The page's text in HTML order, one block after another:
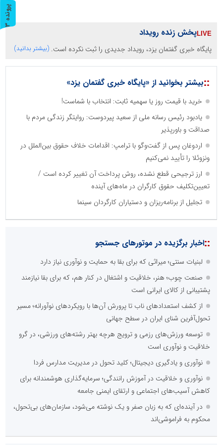
پخش زنده رویداد
پایگاه خبری گفتمان یزد، رویداد جدیدی را ثبت نکرده است. (بیشتر بدانید)
::بیشتر بخوانید از «پایگاه خبری گفتمان یزد»
خرید با قیمت روز یا سهمیه ثابت: انتخاب با شماست!
یادبود رئیس رسانه ملی از سعید پیردوست: روایتگر زندگی مردم با
صداقت و باورپذیر
اردوغان پس از گفت‌وگو با ترامپ: اقدامات خلاف حقوق بین‌الملل در
ونزوئلا را تأیید نمی‌کنیم
ارز ترجیحی قطع نشده، روش پرداخت آن تغییر کرده است /
تعیین‌تکلیف حقوق کارگران در ماه‌های آینده
تجلیل از برنامه‌ریزان و دستیاران کارگردان سینما
::اخبار برگزیده در موتورهای جستجو
لبنیات سنتی؛ میراثی که برای بقا به حمایت و نوآوری نیاز دارد
صنعت چوب؛ هنر، خلاقیت و اشتغال در کنار هم، که برای بقا نیازمند
پشتیبانی از کالای ایرانی است
از کشف استعدادهای ناب تا پرورش آن‌ها با رویکردهای نوآورانه؛ مسیر
تحول‌آفرین شنای ایران در سطح جهانی
توسعه ورزش‌های رزمی و ترویج هرچه بهتر رشته‌های ورزشی، در گرو
خلاقیت و نوآوری است
نوآوری و یادگیری دیجیتال؛ کلید تحول در مدیریت مدارس فردا
نوآوری و خلاقیت در آموزش رانندگی؛ سرمایه‌گذاری هوشمندانه برای
کاهش آسیب‌های اجتماعی و ارتقای ایمنی جامعه
در آینده‌ای که به زبان صفر و یک نوشته می‌شود، سازمان‌های بی‌تحول،
محکوم به فراموشی‌اند
پ
ر
و
ن
د
ه
3